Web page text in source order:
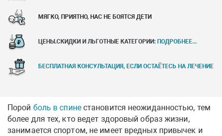
МЯГКО, ПРИЯТНО, НАС НЕ БОЯТСЯ ДЕТИ
ЦЕНЫ.СКИДКИ И ЛЬГОТНЫЕ КАТЕГОРИИ: ПОДРОБНЕЕ...
БЕСПЛАТНАЯ КОНСУЛЬТАЦИЯ, ЕСЛИ ОСТАЁТЕСЬ НА ЛЕЧЕНИЕ
Порой боль в спинестановится неожиданностью, тем
более для тех, кто ведет здоровый образ жизни,
занимается спортом, не имеет вредных привычек и